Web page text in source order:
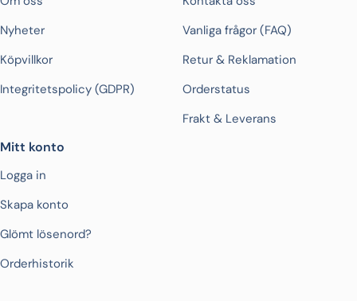
Nyheter
Köpvillkor
Integritetspolicy (GDPR)
Vanliga frågor (FAQ)
Retur & Reklamation
Orderstatus
Frakt & Leverans
Mitt konto
Logga in
Skapa konto
Glömt lösenord?
Orderhistorik